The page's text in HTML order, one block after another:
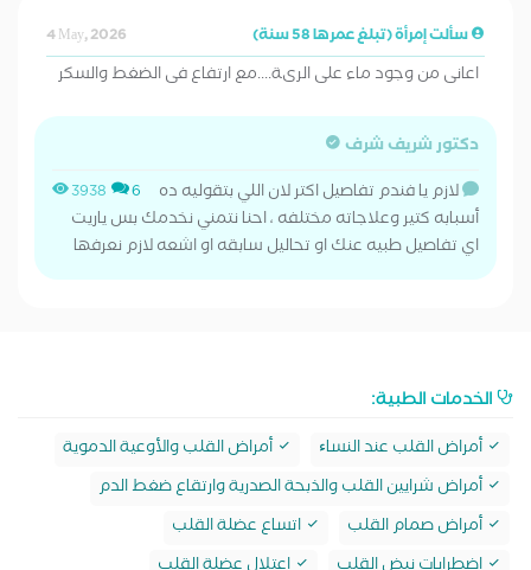
سألت إمرأة (تبلغ عمرها 58 سنة) 4 May, 2026
اعانى من وجود ماء على الرىة....مع ارتفاع فى الضغط والسكر
دكتور شريف شرف
3938 6
لازم يا فندم تفاصيل اكتر لان اللي بتقوليه ده
أسبابه كتير وعلاجاته مختلفه ، احنا نتمني نخدمك بس ياريت
اي تفاصيل طبيه عنك او تحاليل سابقه او اشعه لازم نعرفها
الخدمات الطبية:
أمراض القلب عند النساﺀ
أمراض القلب والأوعية الدموية
أمراض شرايين القلب والذبحة الصدرية وارتقاع ضغط الدم
أمراض صمام القلب
اتساع عضلة القلب